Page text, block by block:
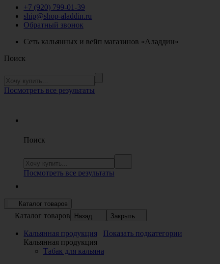
+7 (920) 799-01-39
ship@shop-aladdin.ru
Обратный звонок
Сеть кальянных и вейп магазинов «Аладдин»
Поиск
Посмотреть все результаты
Поиск
Посмотреть все результаты
Каталог товаров
Каталог товаров Назад Закрыть
Кальянная продукция
Показать подкатегории
Кальянная продукция
Табак для кальяна